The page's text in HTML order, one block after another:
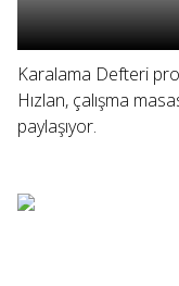
Karalama Defteri
Hızlan, çalışma
paylaşıyor.